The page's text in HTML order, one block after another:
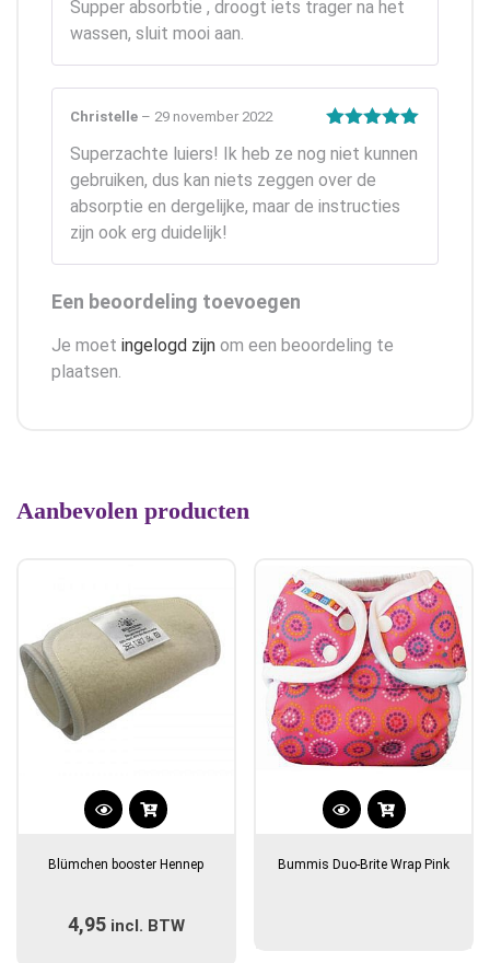
4uit 5
Supper absorbtie , droogt iets trager na het
wassen, sluit mooi aan.
5uit 5
Christelle – 29 november 2022
Superzachte luiers! Ik heb ze nog niet kunnen
gebruiken, dus kan niets zeggen over de
absorptie en dergelijke, maar de instructies
zijn ook erg duidelijk!
Een beoordeling toevoegen
Je moet ingelogd zijn om een beoordeling te
plaatsen.
Aanbevolen producten
Blümchen booster Hennep
4,95 incl. BTW
Bummis Duo-Brite Wrap Pink